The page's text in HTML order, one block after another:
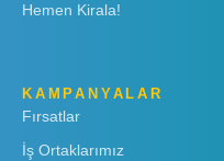
Hemen Kirala!
KAMPANYALAR
Fırsatlar
İş Ortaklarımız